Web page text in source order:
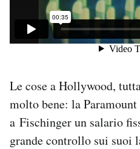
Le cose a Hollywood,
molto bene: la Paramount
a Fischinger un salario
grande controllo sui suoi